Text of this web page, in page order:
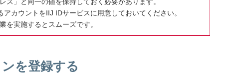
カウントをIIJ IDサービスに用意しておいてください。
を実施するとスムーズです。
を登録する